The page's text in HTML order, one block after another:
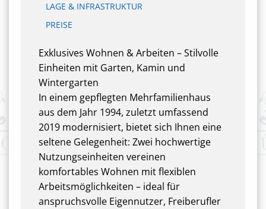
LAGE & INFRASTRUKTUR
PREISE
Exklusives Wohnen & Arbeiten – Stilvolle
Einheiten mit Garten, Kamin und
Wintergarten
In einem gepflegten Mehrfamilienhaus
aus dem Jahr 1994, zuletzt umfassend
2019 modernisiert, bietet sich Ihnen eine
seltene Gelegenheit: Zwei hochwertige
Nutzungseinheiten vereinen
komfortables Wohnen mit flexiblen
Arbeitsmöglichkeiten – ideal für
anspruchsvolle Eigennutzer, Freiberufler